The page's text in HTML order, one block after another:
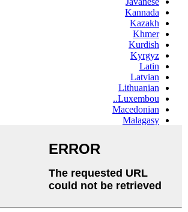
Kannada
Kazakh
Khmer
Kurdish
Kyrgyz
Latin
Latvian
Lithuanian
Luxembou..
Macedonian
Malagasy
Marathi
Mongolian
Nepali